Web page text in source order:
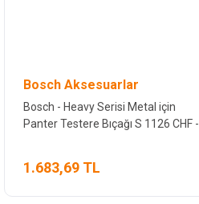
Bosch Aksesuarlar
Bosch - Heavy Serisi Metal için
Panter Testere Bıçağı S 1126 CHF -
1.683,69 TL